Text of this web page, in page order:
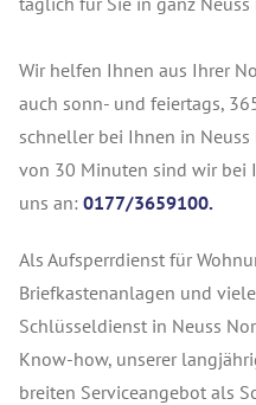
Wir helfen Ihnen aus Ihrer
auch sonn- und feiertags,
schneller bei Ihnen in
von 30 Minuten sind wir bei
uns an: 0177/3659100.
Als Aufsperrdienst für
Briefkastenanlagen und
Schlüsseldienst in Neuss
Know-how, unserer
breiten Serviceangebot als